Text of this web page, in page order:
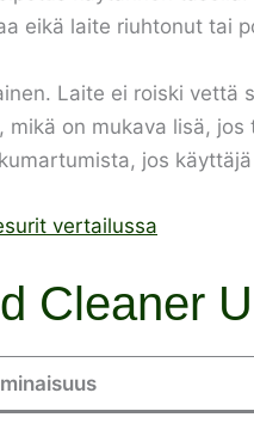
eikä laite riuhtonut tai
Laite ei roiski vettä
on mukava lisä,
jos
vertailussa
Cleaner